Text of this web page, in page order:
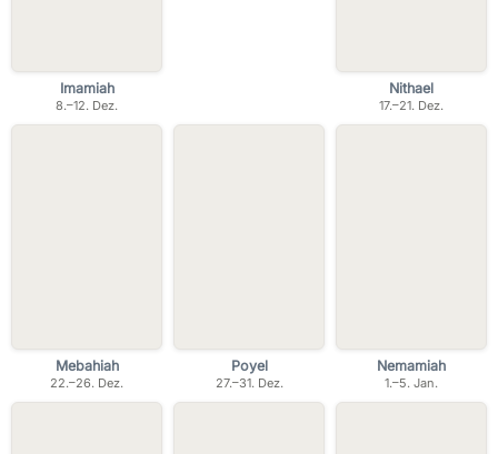
Imamiah
8.–12. Dez.
Nithael
17.–21. Dez.
Mebahiah
22.–26. Dez.
Poyel
27.–31. Dez.
Nemamiah
1.–5. Jan.